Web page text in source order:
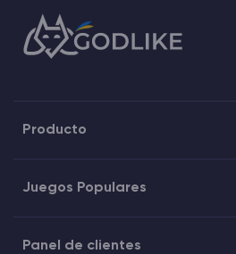
Producto
Juegos Populares
Panel de clientes